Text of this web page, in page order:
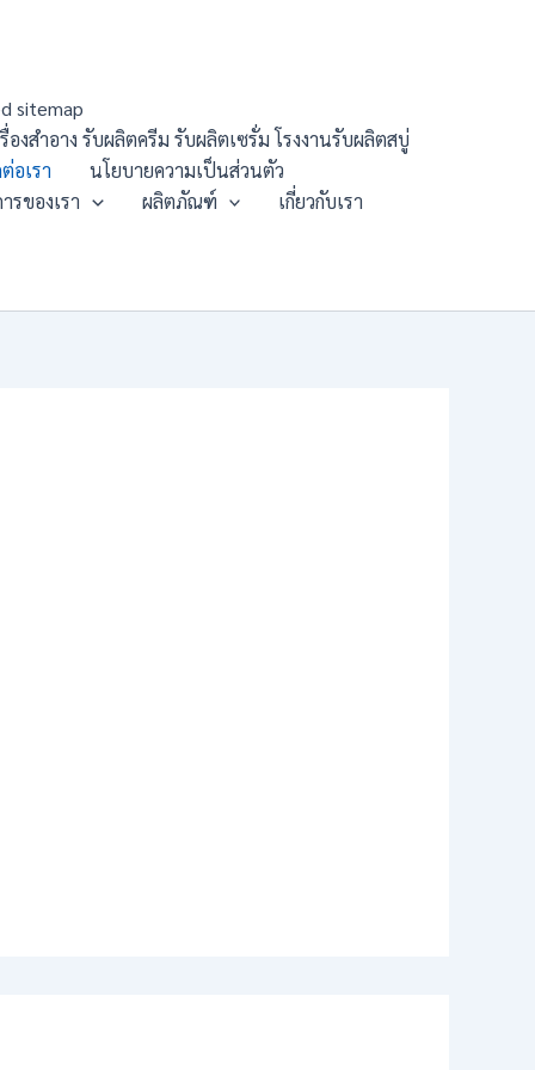
sitemap
องสำอาง รับผลิตครีม รับผลิตเซรั่ม โรงงานรับผลิตสบู่
อเรา
นโยบายความเป็นส่วนตัว
รของเรา
ผลิตภัณฑ์ เกี่ยวกับเรา